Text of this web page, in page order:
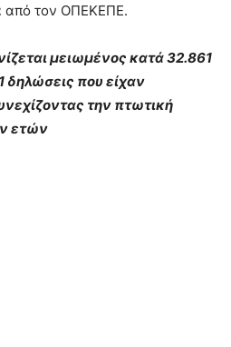
από τον ΟΠΕΚΕΠΕ.
μειωμένος κατά 32.861
δηλώσεις που είχαν
την πτωτική
ετών